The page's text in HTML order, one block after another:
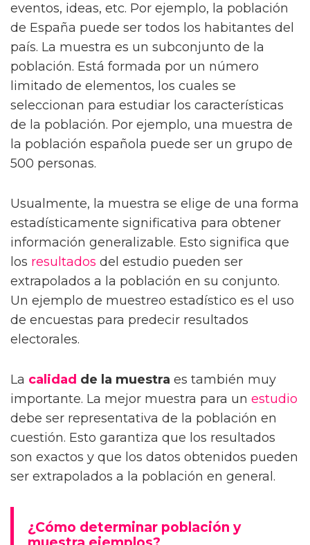
eventos, ideas, etc. Por ejemplo, la población
de España puede ser todos los habitantes del
país. La muestra es un subconjunto de la
población. Está formada por un número
limitado de elementos, los cuales se
seleccionan para estudiar los características
de la población. Por ejemplo, una muestra de
la población española puede ser un grupo de
500 personas.
Usualmente, la muestra se elige de una forma
estadísticamente significativa para obtener
información generalizable. Esto significa que
los resultados del estudio pueden ser
extrapolados a la población en su conjunto.
Un ejemplo de muestreo estadístico es el uso
de encuestas para predecir resultados
electorales.
La calidad de la muestra es también muy
importante. La mejor muestra para un estudio
debe ser representativa de la población en
cuestión. Esto garantiza que los resultados
son exactos y que los datos obtenidos pueden
ser extrapolados a la población en general.
¿Cómo determinar población y